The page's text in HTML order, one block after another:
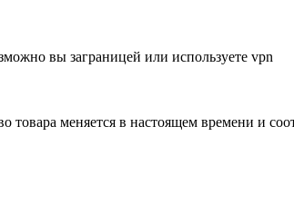
вы заграницей или используете vpn
товара меняется в настоящем времени и